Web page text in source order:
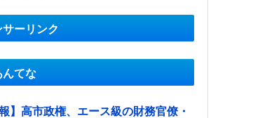
サーリンク
んてな
】高市政権、エース級の財務官僚・